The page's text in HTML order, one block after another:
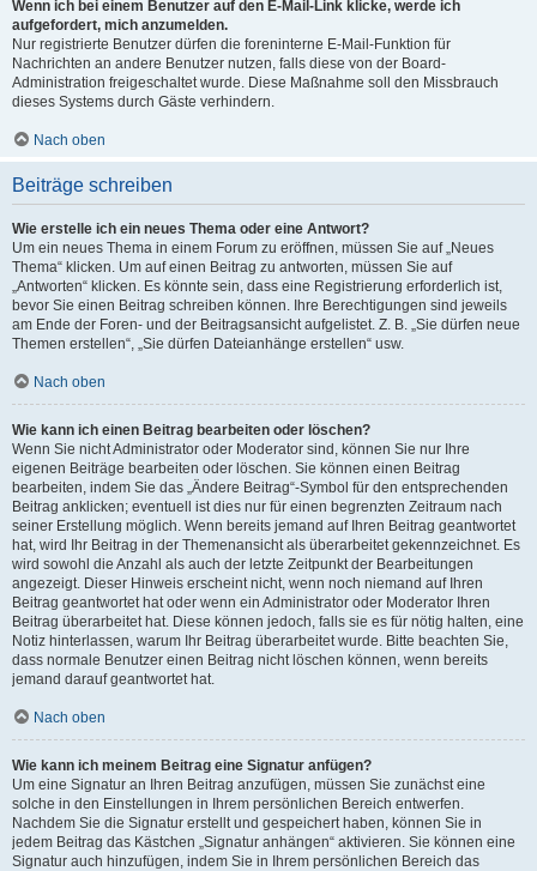
Wenn ich bei einem Benutzer auf den E-Mail-Link klicke, werde ich
aufgefordert, mich anzumelden.
Nur registrierte Benutzer dürfen die foreninterne E-Mail-Funktion für
Nachrichten an andere Benutzer nutzen, falls diese von der Board-
Administration freigeschaltet wurde. Diese Maßnahme soll den Missbrauch
dieses Systems durch Gäste verhindern.
Nach oben
Beiträge schreiben
Wie erstelle ich ein neues Thema oder eine Antwort?
Um ein neues Thema in einem Forum zu eröffnen, müssen Sie auf „Neues
Thema“ klicken. Um auf einen Beitrag zu antworten, müssen Sie auf
„Antworten“ klicken. Es könnte sein, dass eine Registrierung erforderlich ist,
bevor Sie einen Beitrag schreiben können. Ihre Berechtigungen sind jeweils
am Ende der Foren- und der Beitragsansicht aufgelistet. Z. B. „Sie dürfen neue
Themen erstellen“, „Sie dürfen Dateianhänge erstellen“ usw.
Nach oben
Wie kann ich einen Beitrag bearbeiten oder löschen?
Wenn Sie nicht Administrator oder Moderator sind, können Sie nur Ihre
eigenen Beiträge bearbeiten oder löschen. Sie können einen Beitrag
bearbeiten, indem Sie das „Ändere Beitrag“-Symbol für den entsprechenden
Beitrag anklicken; eventuell ist dies nur für einen begrenzten Zeitraum nach
seiner Erstellung möglich. Wenn bereits jemand auf Ihren Beitrag geantwortet
hat, wird Ihr Beitrag in der Themenansicht als überarbeitet gekennzeichnet. Es
wird sowohl die Anzahl als auch der letzte Zeitpunkt der Bearbeitungen
angezeigt. Dieser Hinweis erscheint nicht, wenn noch niemand auf Ihren
Beitrag geantwortet hat oder wenn ein Administrator oder Moderator Ihren
Beitrag überarbeitet hat. Diese können jedoch, falls sie es für nötig halten, eine
Notiz hinterlassen, warum Ihr Beitrag überarbeitet wurde. Bitte beachten Sie,
dass normale Benutzer einen Beitrag nicht löschen können, wenn bereits
jemand darauf geantwortet hat.
Nach oben
Wie kann ich meinem Beitrag eine Signatur anfügen?
Um eine Signatur an Ihren Beitrag anzufügen, müssen Sie zunächst eine
solche in den Einstellungen in Ihrem persönlichen Bereich entwerfen.
Nachdem Sie die Signatur erstellt und gespeichert haben, können Sie in
jedem Beitrag das Kästchen „Signatur anhängen“ aktivieren. Sie können eine
Signatur auch hinzufügen, indem Sie in Ihrem persönlichen Bereich das